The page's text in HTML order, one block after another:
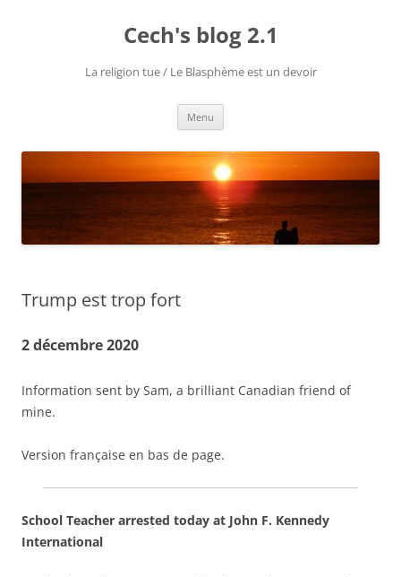
Cech's blog 2.1
La religion tue / Le Blasphème est un devoir
Menu
Trump est trop fort
2 décembre 2020
Information sent by Sam, a brilliant Canadian friend of
mine.
Version française en bas de page.
School Teacher arrested today at John F. Kennedy
International